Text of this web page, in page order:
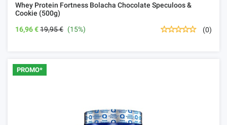
Whey Protein Fortness Bolacha Chocolate Speculoos &
Cookie (500g)
16,96 €19,95 € (15%) (0)
PROMO*